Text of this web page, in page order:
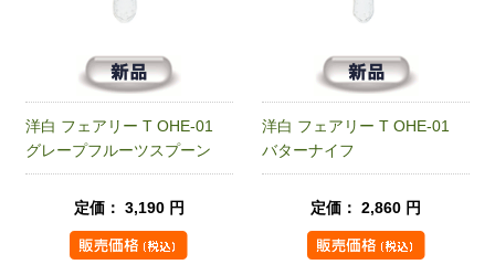
洋白 フェアリー T OHE-01
グレープフルーツスプーン
定価： 3,190 円
洋白 フェアリー T OHE-01
バターナイフ
定価： 2,860 円